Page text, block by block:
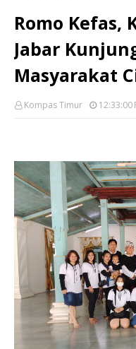
Romo Kefas,
Jabar
Masyarakat
Kompas Timur 12:33:00